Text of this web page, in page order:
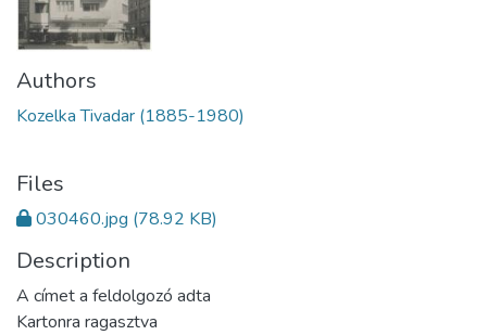
Authors
Kozelka Tivadar (1885-1980)
Files
030460.jpg (78.92 KB)
Description
A címet a feldolgozó adta
Kartonra ragasztva